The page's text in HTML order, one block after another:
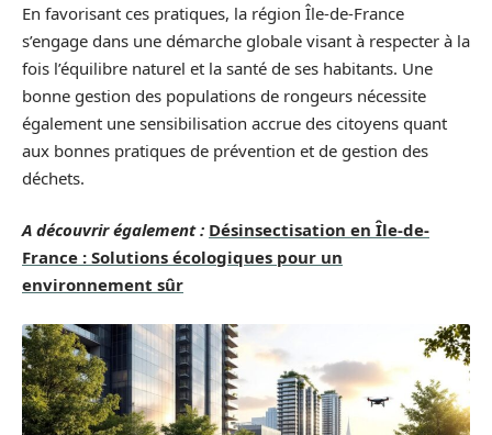
En favorisant ces pratiques, la région Île-de-France
s’engage dans une démarche globale visant à respecter à la
fois l’équilibre naturel et la santé de ses habitants. Une
bonne gestion des populations de rongeurs nécessite
également une sensibilisation accrue des citoyens quant
aux bonnes pratiques de prévention et de gestion des
déchets.
A découvrir également : Désinsectisation en Île-de-
France : Solutions écologiques pour un
environnement sûr